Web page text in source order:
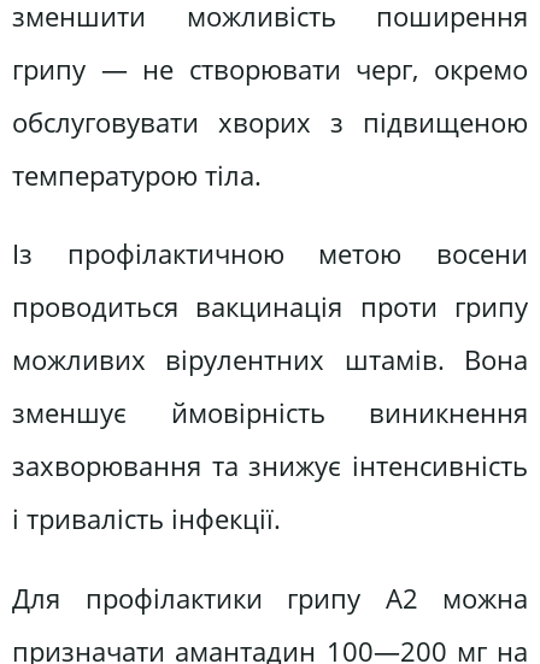
зменшити можливість поширення
грипу — не створювати черг, окремо
обслуговувати хворих з підвищеною
температурою тіла.
Із профілактичною метою восени
проводиться вакцинація проти грипу
можливих вірулентних штамів. Вона
зменшує ймовірність виникнення
захворювання та знижує інтенсивність
і тривалість інфекції.
Для профілактики грипу А2 можна
призначати амантадин 100—200 мг на